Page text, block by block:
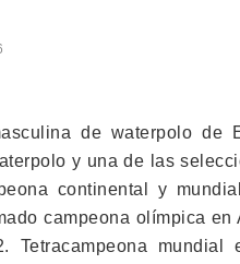
de waterpolo de
y una de las
continental y
campeona olímpica
Tetracampeona